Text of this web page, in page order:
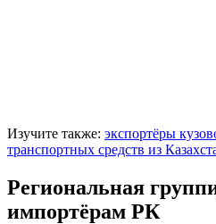
Изучите также: экспортёры
транспортных средств из
Региональная
импортёрам РК